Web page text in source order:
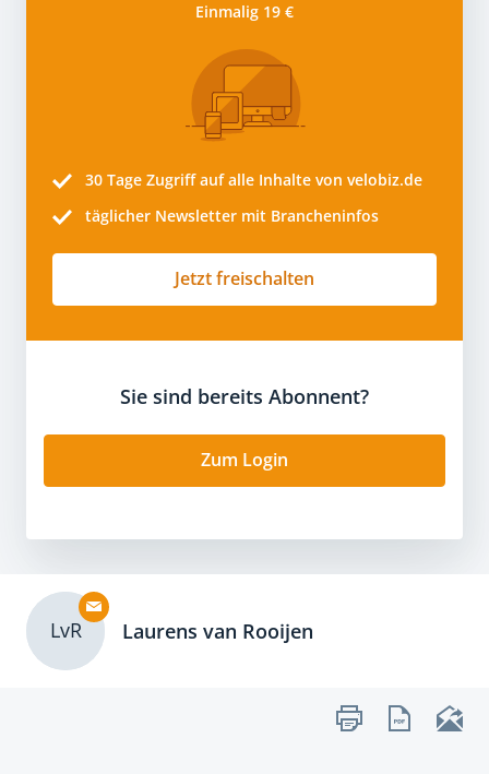
Einmalig 19 €
30 Tage Zugriff auf alle Inhalte von velobiz.de
täglicher Newsletter mit Brancheninfos
Jetzt freischalten
Sie sind bereits Abonnent?
Zum Login
LvR Laurens van Rooijen